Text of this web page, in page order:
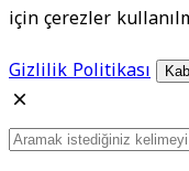
için çerezler
Gizlilik Politikası